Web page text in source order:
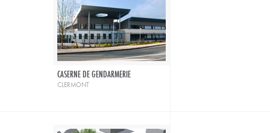
CASERNE DE GENDARMERIE
clermont